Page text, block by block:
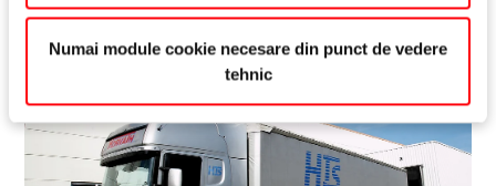
Numai module cookie necesare din punct de vedere
tehnic